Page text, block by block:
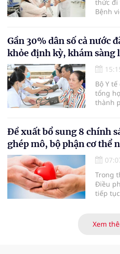
thức đi
Bệnh
em bé
Gần 30% dân số cả nước
khỏe định kỳ, khám sàng
Bộ Y
tổng
thành
nhận
30%
sức
Đề xuất bổ sung 8 chính
ghép mô, bộ phận cơ thể
Trong
Điều
tiếp
cường
quy
Xem